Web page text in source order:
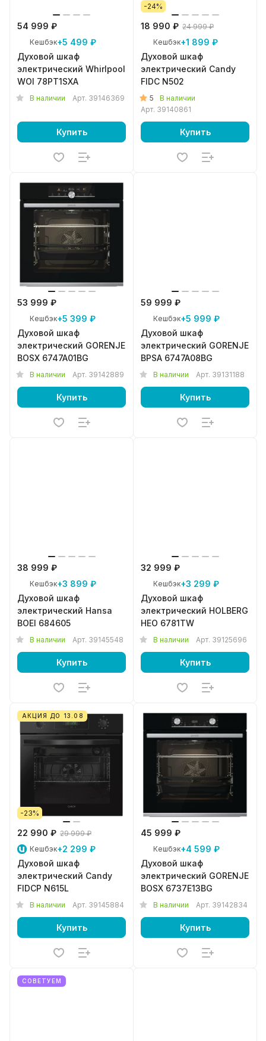
54 999 ₽
Кешбэк+5 499 ₽
Духовой шкаф
электрический Whirlpool
WOI 78PT1SXA
В наличии Арт. 39146369
Купить
-24%
18 990 ₽ 24 999 ₽
Кешбэк+1 899 ₽
Духовой шкаф
электрический Candy
FIDC N502
5
В наличии
Арт. 39140861
Купить
53 999 ₽
Кешбэк+5 399 ₽
Духовой шкаф
электрический GORENJE
BOSX 6747A01BG
В наличии Арт. 39142889
Купить
59 999 ₽
Кешбэк+5 999 ₽
Духовой шкаф
электрический GORENJE
BPSA 6747A08BG
В наличии Арт. 39131188
Купить
38 999 ₽
Кешбэк+3 899 ₽
Духовой шкаф
электрический Hansa
BOEI 684605
В наличии Арт. 39145548
Купить
32 999 ₽
Кешбэк+3 299 ₽
Духовой шкаф
электрический HOLBERG
HEO 6781TW
В наличии Арт. 39125696
Купить
АКЦИЯ ДО 13.08
-23%
22 990 ₽ 29 999 ₽
Кешбэк+2 299 ₽
Духовой шкаф
электрический Candy
FIDCP N615L
В наличии Арт. 39145884
Купить
45 999 ₽
Кешбэк+4 599 ₽
Духовой шкаф
электрический GORENJE
BOSX 6737E13BG
В наличии Арт. 39142834
Купить
СОВЕТУЕМ